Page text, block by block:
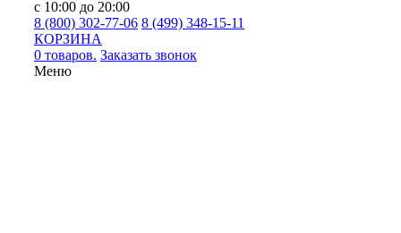
с 10:00 до 20:00
8 (800) 302-77-06 8 (499) 348-15-11
КОРЗИНА
0 товаров. Заказать звонок
Меню